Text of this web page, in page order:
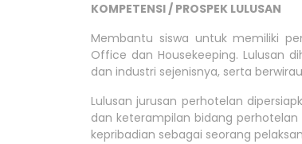
KOMPETENSI / PROSPEK LULUSAN
Membantu siswa untuk memiliki
Office dan Housekeeping. Lulusan
dan industri sejenisnya, serta
Lulusan jurusan perhotelan
dan keterampilan bidang
kepribadian sebagai seorang